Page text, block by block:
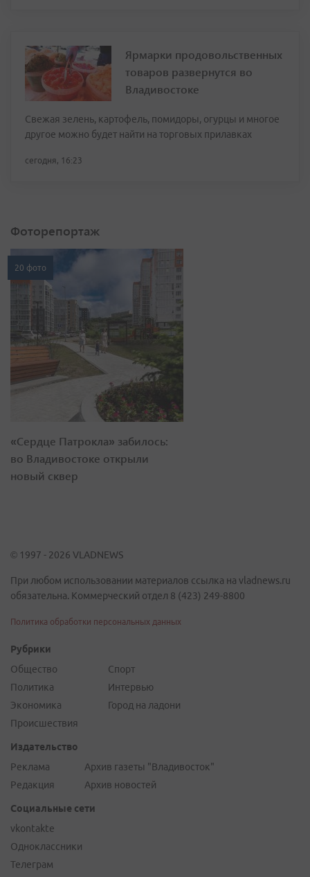
Ярмарки продовольственных
товаров развернутся во
Владивостоке
Свежая зелень, картофель, помидоры, огурцы и многое
другое можно будет найти на торговых прилавках
сегодня, 16:23
Фоторепортаж
20 фото
«Сердце Патрокла» забилось:
во Владивостоке открыли
новый сквер
© 1997 - 2026 VLADNEWS
При любом использовании материалов ссылка на vladnews.ru
обязательна. Коммерческий отдел 8 (423) 249-8800
Политика обработки персональных данных
Рубрики
Общество
Политика
Экономика
Происшествия
Спорт
Интервью
Город на ладони
Издательство
Реклама
Редакция
Архив газеты "Владивосток"
Архив новостей
Социальные сети
vkontakte
Одноклассники
Телеграм